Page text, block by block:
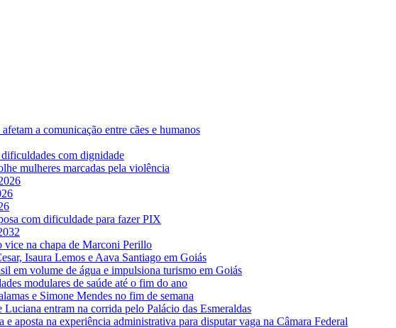
a comunicação entre cães e humanos
com dignidade
mulheres marcadas pela violência
com dificuldade para fazer PIX
vice na chapa de Marconi Perillo
Isaura Lemos e Aava Santiago em Goiás
em volume de água e impulsiona turismo em Goiás
modulares de saúde até o fim do ano
e Simone Mendes no fim de semana
entram na corrida pelo Palácio das Esmeraldas
aposta na experiência administrativa para disputar vaga na Câmara Federal